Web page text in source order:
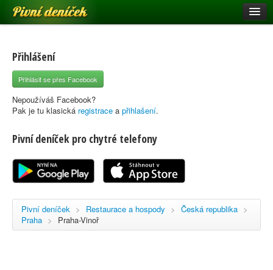
Pivní deníček
Pivní mapa
Pivní značky
Nápověda
Registrace
Přihlášení
Přihlásit se přes Facebook
Nepoužíváš Facebook?
Pak je tu klasická registrace a přihlašení.
Pivní deníček pro chytré telefony
Pivní deníček > Restaurace a hospody > Česká republika >
Praha > Praha-Vinoř